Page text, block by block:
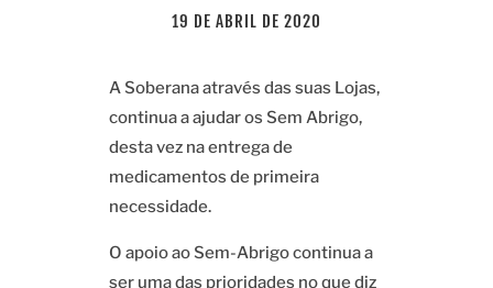
19 DE ABRIL DE 2020
A Soberana através das suas Lojas,
continua a ajudar os Sem Abrigo,
desta vez na entrega de
medicamentos de primeira
necessidade.
O apoio ao Sem-Abrigo continua a
ser uma das prioridades no que diz